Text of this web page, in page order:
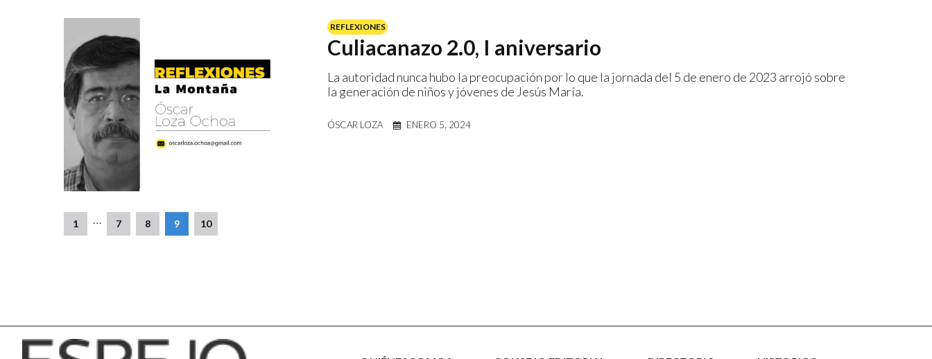
REFLEXIONES
Culiacanazo 2.0, I aniversario
La autoridad nunca hubo la preocupación por lo que la jornada del 5 de enero de 2023 arrojó sobre
la generación de niños y jóvenes de Jesús María.
ÓSCAR LOZA ENERO 5, 2024
1 … 7 8 9 10